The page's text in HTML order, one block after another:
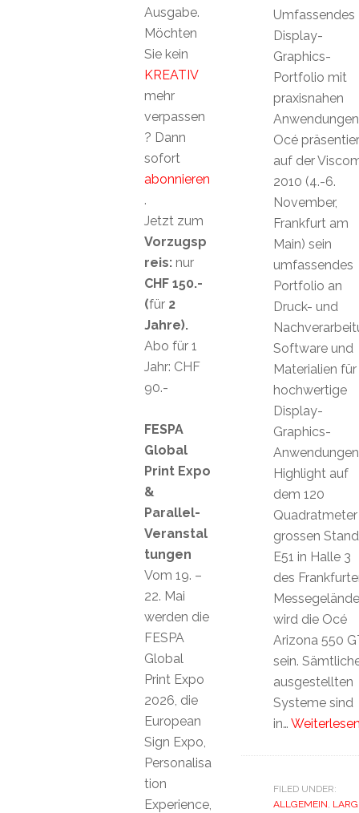
Umfassendes
Display-
Graphics-
Portfolio mit
praxisnahen
Anwendungen
Océ
auf der
2010 (4.-6.
November,
Frankfurt am
Main) sein
umfassendes
Portfolio an
Druck- und
Software und
Materialien für
hochwertige
Display-
Graphics-
Highlight auf
dem 120
Quadratmeter
grossen Stand
E51 in Halle 3
des
wird die Océ
Arizona 550
sein.
ausgestellten
Systeme sind
in…
FILED UNDER:
ALLGEMEIN,
Ausgabe.
Möchten
Sie kein
KREATIV
mehr
verpassen
? Dann
sofort
abonnieren
.
Jetzt zum
Vorzugsp
reis: nur
CHF 150.-
(für 2
Jahre).
Abo für 1
Jahr: CHF
90.-
FESPA
Global
Print Expo
&
Parallel-
Veranstal
tungen
Vom 19. –
22. Mai
werden die
FESPA
Global
Print Expo
2026, die
European
Sign Expo,
Personalisa
tion
Experience,